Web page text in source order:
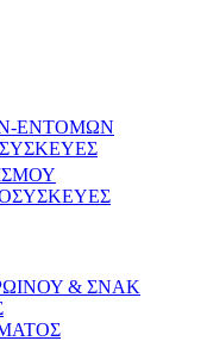
ΕΝΤΟΜΩΝ
& ΣΝΑΚ